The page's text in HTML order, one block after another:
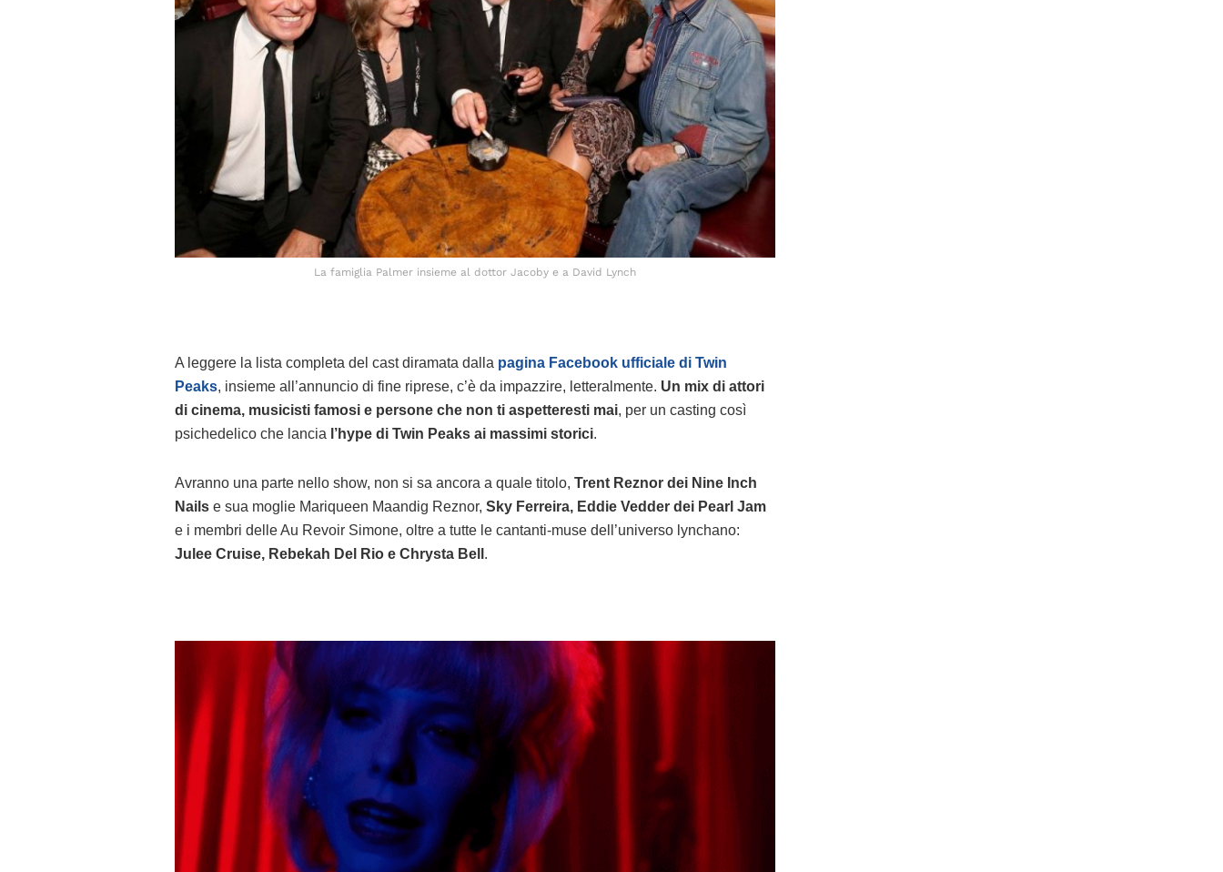
La famiglia Palmer insieme al dottor Jacoby e a David Lynch
A leggere la lista completa del cast diramata dalla pagina Facebook ufficiale di Twin
Peaks, insieme all’annuncio di fine riprese, c’è da impazzire, letteralmente. Un mix di attori
di cinema, musicisti famosi e persone che non ti aspetteresti mai, per un casting così
psichedelico che lancia l’hype di Twin Peaks ai massimi storici.
Avranno una parte nello show, non si sa ancora a quale titolo, Trent Reznor dei Nine Inch
Nails e sua moglie Mariqueen Maandig Reznor, Sky Ferreira, Eddie Vedder dei Pearl Jam
e i membri delle Au Revoir Simone, oltre a tutte le cantanti-muse dell’universo lynchano:
Julee Cruise, Rebekah Del Rio e Chrysta Bell .